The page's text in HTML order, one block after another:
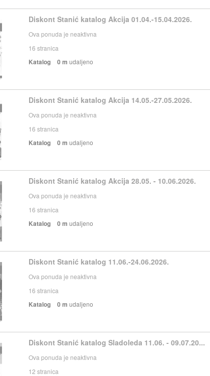
Diskont Stanić katalog Akcija 01.04.-15.04.2026.
Ova ponuda je neaktivna
16 stranica
Katalog 0 m udaljeno
Diskont Stanić katalog Akcija 14.05.-27.05.2026.
Ova ponuda je neaktivna
16 stranica
Katalog 0 m udaljeno
Diskont Stanić katalog Akcija 28.05. - 10.06.2026.
Ova ponuda je neaktivna
16 stranica
Katalog 0 m udaljeno
Diskont Stanić katalog 11.06.-24.06.2026.
Ova ponuda je neaktivna
16 stranica
Katalog 0 m udaljeno
Diskont Stanić katalog Sladoleda 11.06. - 09.07.20...
Ova ponuda je neaktivna
12 stranica